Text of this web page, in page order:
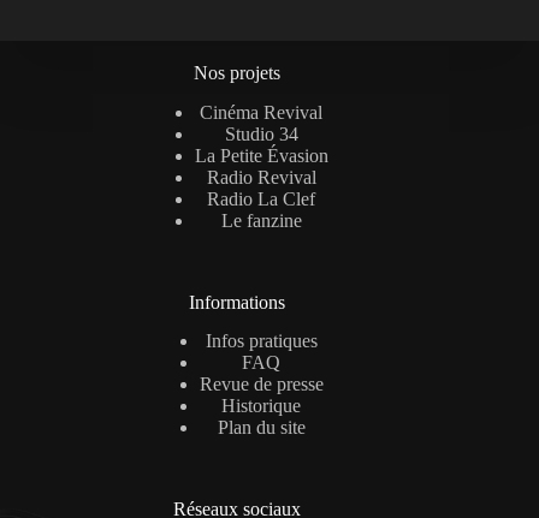
Nos projets
Cinéma Revival
Studio 34
La Petite Évasion
Radio Revival
Radio La Clef
Le fanzine
Informations
Infos pratiques
FAQ
Revue de presse
Historique
Plan du site
Réseaux sociaux